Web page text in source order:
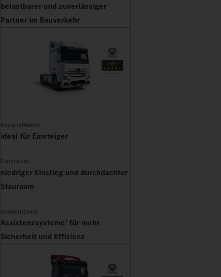
belastbarer und zuverlässiger
Partner im Bauverkehr
Kosteneffizient
ideal für Einsteiger
Funktional
niedriger Einstieg und durchdachter
Stauraum
Unterstützend
Assistenzsysteme1 für mehr
Sicherheit und Effizienz